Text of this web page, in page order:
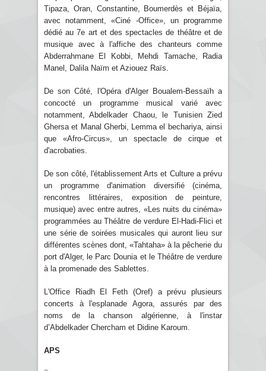
Tipaza, Oran, Constantine, Boumerdès et Béjaïa,
avec notamment, «Ciné -Office», un programme
dédié au 7e art et des spectacles de théâtre et de
musique avec à l'affiche des chanteurs comme
Abderrahmane El Kobbi, Mehdi Tamache, Radia
Manel, Dalila Naïm et Aziouez Raïs.
De son Côté, l'Opéra d'Alger Boualem-Bessaïh a
concocté un programme musical varié avec
notamment, Abdelkader Chaou, le Tunisien Zied
Ghersa et Manal Gherbi, Lemma el bechariya, ainsi
que «Afro-Circus», un spectacle de cirque et
d'acrobaties.
De son côté, l'établissement Arts et Culture a prévu
un programme d'animation diversifié (cinéma,
rencontres littéraires, exposition de peinture,
musique) avec entre autres, «Les nuits du cinéma»
programmées au Théâtre de verdure El-Hadi-Flici et
une série de soirées musicales qui auront lieu sur
différentes scènes dont, «Tahtaha» à la pêcherie du
port d'Alger, le Parc Dounia et le Théâtre de verdure
à la promenade des Sablettes.
L'Office Riadh El Feth (Oref) a prévu plusieurs
concerts à l'esplanade Agora, assurés par des
noms de la chanson algérienne, à l'instar
d’Abdelkader Chercham et Didine Karoum.
APS